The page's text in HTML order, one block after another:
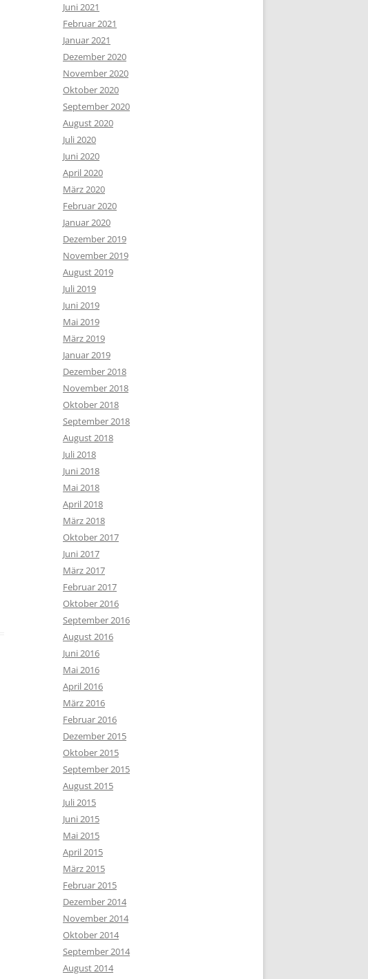
Juni 2021
Februar 2021
Januar 2021
Dezember 2020
November 2020
Oktober 2020
September 2020
August 2020
Juli 2020
Juni 2020
April 2020
März 2020
Februar 2020
Januar 2020
Dezember 2019
November 2019
August 2019
Juli 2019
Juni 2019
Mai 2019
März 2019
Januar 2019
Dezember 2018
November 2018
Oktober 2018
September 2018
August 2018
Juli 2018
Juni 2018
Mai 2018
April 2018
März 2018
Oktober 2017
Juni 2017
März 2017
Februar 2017
Oktober 2016
September 2016
August 2016
Juni 2016
Mai 2016
April 2016
März 2016
Februar 2016
Dezember 2015
Oktober 2015
September 2015
August 2015
Juli 2015
Juni 2015
Mai 2015
April 2015
März 2015
Februar 2015
Dezember 2014
November 2014
Oktober 2014
September 2014
August 2014